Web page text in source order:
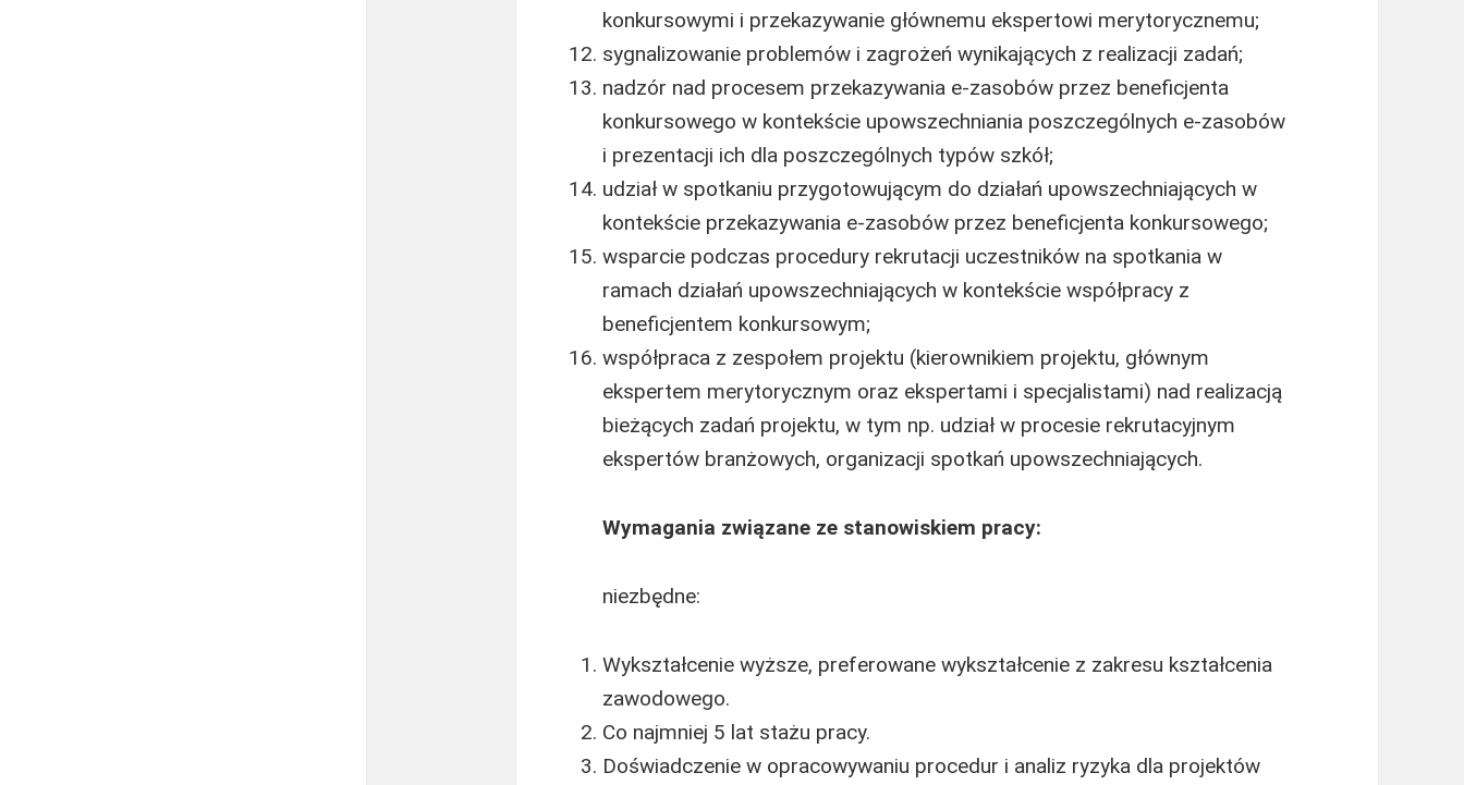
konkursowymi i przekazywanie głównemu ekspertowi merytorycznemu;
sygnalizowanie problemów i zagrożeń wynikających z realizacji zadań;
nadzór nad procesem przekazywania e-zasobów przez beneficjenta
konkursowego w kontekście upowszechniania poszczególnych e-zasobów
i prezentacji ich dla poszczególnych typów szkół;
udział w spotkaniu przygotowującym do działań upowszechniających w
kontekście przekazywania e-zasobów przez beneficjenta konkursowego;
wsparcie podczas procedury rekrutacji uczestników na spotkania w
ramach działań upowszechniających w kontekście współpracy z
beneficjentem konkursowym;
współpraca z zespołem projektu (kierownikiem projektu, głównym
ekspertem merytorycznym oraz ekspertami i specjalistami) nad realizacją
bieżących zadań projektu, w tym np. udział w procesie rekrutacyjnym
ekspertów branżowych, organizacji spotkań upowszechniających.
Wymagania związane ze stanowiskiem pracy:
niezbędne:
Wykształcenie wyższe, preferowane wykształcenie z zakresu kształcenia
zawodowego.
Co najmniej 5 lat stażu pracy.
Doświadczenie w opracowywaniu procedur i analiz ryzyka dla projektów